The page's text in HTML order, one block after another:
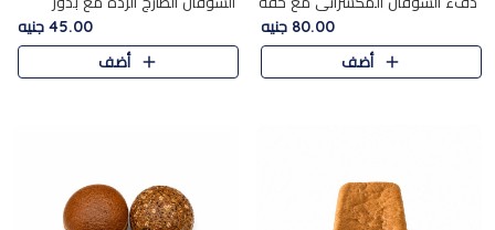
80.00 جنيه
أضف
مختارة. قرمشة الحبوب والبذور،
بداية صحية لكل صباح.
45.00 جنيه
أضف